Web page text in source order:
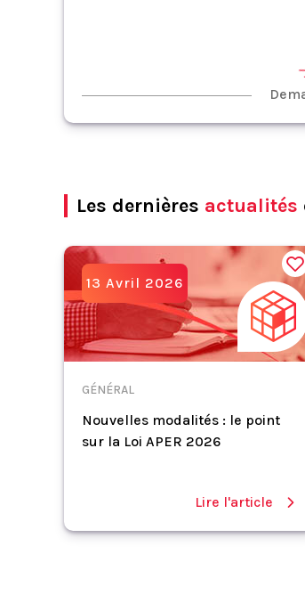
Les dernières actualités
13 Avril 2026
GÉNÉRAL
Nouvelles modalités : le point
sur la Loi APER 2026
Lire l'article